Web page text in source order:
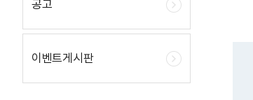
공고
이벤트게시판